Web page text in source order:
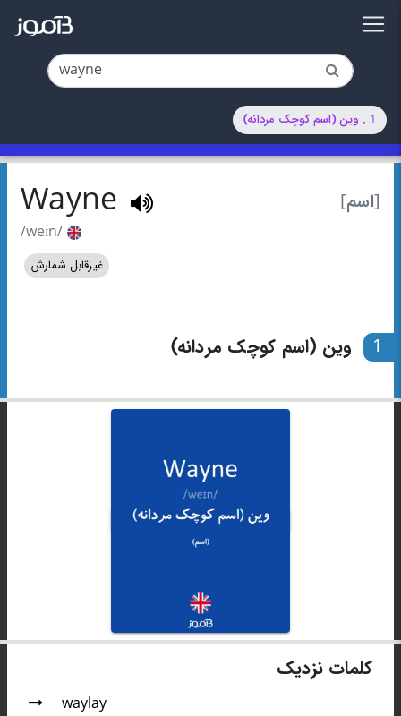
1 . وین (اسم کوچک مردانه)
[اسم] Wayne
/weɪn/
غیرقابل شمارش
1 وین (اسم کوچک مردانه)
کلمات نزدیک
waylay